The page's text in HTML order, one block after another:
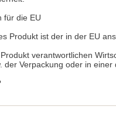
für die EU
Produkt ist der in der EU
verantwortlichen
der Verpackung oder in